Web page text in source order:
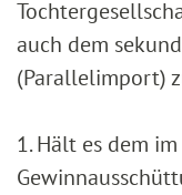
auch dem
(Parallelimport)
1. Hält es dem